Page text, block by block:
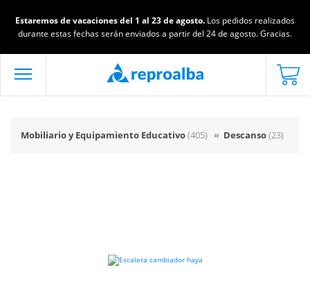
Estaremos de vacaciones del 1 al 23 de agosto. Los pedidos realizados
durante estas fechas serán enviados a partir del 24 de agosto. Gracias.
Mobiliario y Equipamiento Educativo(405) » Descanso(23)